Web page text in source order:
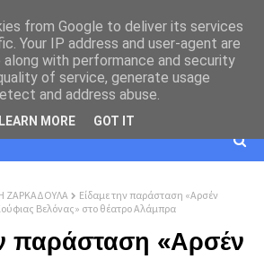
ΖΑΡΚΑΔΟΥΛΑ
Είδαμε την παράσταση «Αρσέν
Βελόνας» στο θέατρο Αλάμπρα
παράσταση «Αρσέν
from Google to deliver its services
Your IP address and user-agent are
along with performance and security
of service, generate usage
and address abuse.
LEARN MORE GOT IT